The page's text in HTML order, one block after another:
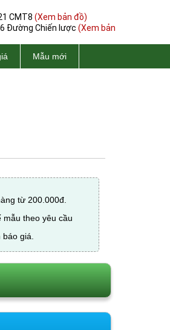
CMT8 (Xem bản đồ)
Đường Chiến lược (Xem bản
Mẫu mới
từ 200.000đ.
theo yêu cầu
giá.